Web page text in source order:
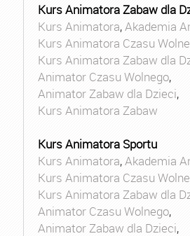
Kurs Animatora Zabaw dla
Kurs Animatora,Akademia
Kurs Animatora Czasu
Kurs Animatora Zabaw dla
Animator Czasu Wolnego,
Animator Zabaw dla Dzieci,
Kurs Animatora Zabaw
Kurs Animatora Sportu
Kurs Animatora,Akademia
Kurs Animatora Czasu
Kurs Animatora Zabaw dla
Animator Czasu Wolnego,
Animator Zabaw dla Dzieci,